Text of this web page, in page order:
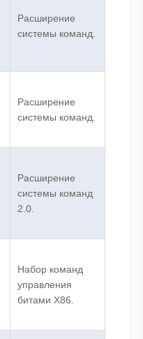
Расширение
системы команд.
Расширение
системы команд.
Расширение
системы команд
2.0.
Набор команд
управления
битами X86.